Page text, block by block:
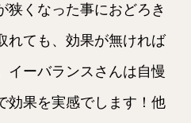
狭くなった事におどろき
れても、効果が無ければ
イーバランスさんは自慢
効果を実感でします！他